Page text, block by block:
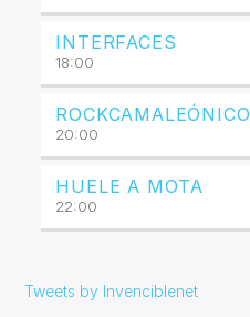
INTERFACES
18:00
ROCKCAMALEÓNICO
20:00
HUELE A MOTA
22:00
Tweets by Invenciblenet